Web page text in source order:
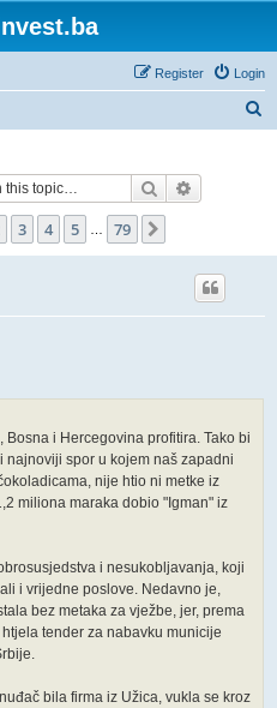
Login
Register
Search
79
3 4 5 79
Bosna i Hercegovina profitira. Tako bi
spor u kojem naš zapadni
nije htio ni metke iz
miliona maraka dobio "Igman" iz
i nesukobljavanja, koji
i vrijedne poslove. Nedavno je,
bez metaka za vježbe, jer, prema
tender za nabavku municije
bila firma iz Užica, vukla se kroz